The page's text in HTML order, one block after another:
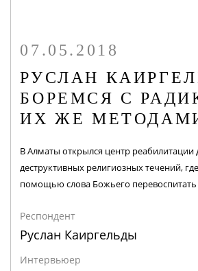
07.05.2018
РУСЛАН
БОРЕМСЯ С
ИХ ЖЕ
В Алматы открылся центр реабилитации
деструктивных религиозных течений,
помощью слова Божьего перевоспитать
Респондент
Руслан Каиргельды
Интервьюер